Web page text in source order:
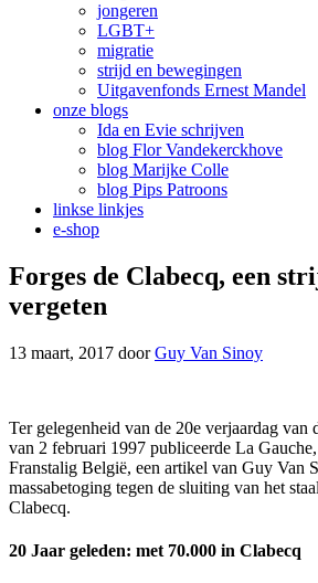
jongeren
LGBT+
migratie
strijd en bewegingen
Uitgavenfonds Ernest Mandel
onze blogs
Ida en Evie schrijven
blog Flor Vandekerckhove
blog Marijke Colle
blog Pips Patroons
linkse linkjes
e-shop
Forges de Clabecq, een
vergeten
13 maart, 2017 doorGuy Van Sinoy
Ter gelegenheid van de 20e verjaardag van
van 2 februari 1997 publiceerde La
Franstalig België, een artikel van Guy Van
massabetoging tegen de sluiting van het
Clabecq.
20 Jaar geleden: met 70.000 in Clabecq